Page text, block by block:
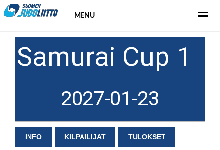
MENU
Samurai Cup 1
2027-01-23
INFO KILPAILIJAT TULOKSET